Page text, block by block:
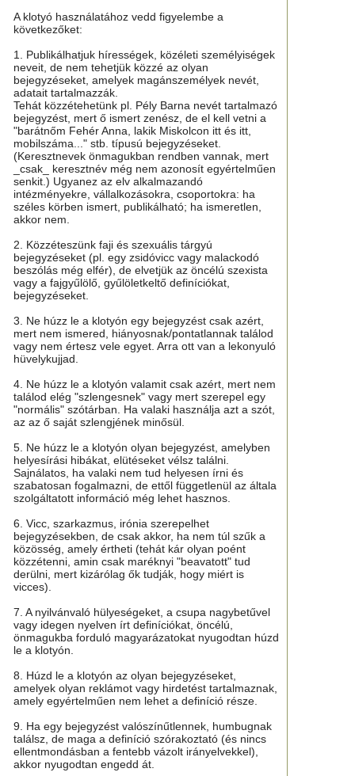
A klotyó használatához vedd figyelembe a
következőket:
1. Publikálhatjuk hírességek, közéleti személyiségek
neveit, de nem tehetjük közzé az olyan
bejegyzéseket, amelyek magánszemélyek nevét,
adatait tartalmazzák.
Tehát közzétehetünk pl. Pély Barna nevét tartalmazó
bejegyzést, mert ő ismert zenész, de el kell vetni a
"barátnőm Fehér Anna, lakik Miskolcon itt és itt,
mobilszáma..." stb. típusú bejegyzéseket.
(Keresztnevek önmagukban rendben vannak, mert
_csak_ keresztnév még nem azonosít egyértelműen
senkit.) Ugyanez az elv alkalmazandó
intézményekre, vállalkozásokra, csoportokra: ha
széles körben ismert, publikálható; ha ismeretlen,
akkor nem.
2. Közzéteszünk faji és szexuális tárgyú
bejegyzéseket (pl. egy zsidóvicc vagy malackodó
beszólás még elfér), de elvetjük az öncélú szexista
vagy a fajgyűlölő, gyűlöletkeltő definíciókat,
bejegyzéseket.
3. Ne húzz le a klotyón egy bejegyzést csak azért,
mert nem ismered, hiányosnak/pontatlannak találod
vagy nem értesz vele egyet. Arra ott van a lekonyuló
hüvelykujjad.
4. Ne húzz le a klotyón valamit csak azért, mert nem
találod elég "szlengesnek" vagy mert szerepel egy
"normális" szótárban. Ha valaki használja azt a szót,
az az ő saját szlengjének minősül.
5. Ne húzz le a klotyón olyan bejegyzést, amelyben
helyesírási hibákat, elütéseket vélsz találni.
Sajnálatos, ha valaki nem tud helyesen írni és
szabatosan fogalmazni, de ettől függetlenül az általa
szolgáltatott információ még lehet hasznos.
6. Vicc, szarkazmus, irónia szerepelhet
bejegyzésekben, de csak akkor, ha nem túl szűk a
közösség, amely értheti (tehát kár olyan poént
közzétenni, amin csak maréknyi "beavatott" tud
derülni, mert kizárólag ők tudják, hogy miért is
vicces).
7. A nyilvánvaló hülyeségeket, a csupa nagybetűvel
vagy idegen nyelven írt definíciókat, öncélú,
önmagukba forduló magyarázatokat nyugodtan húzd
le a klotyón.
8. Húzd le a klotyón az olyan bejegyzéseket,
amelyek olyan reklámot vagy hirdetést tartalmaznak,
amely egyértelműen nem lehet a definíció része.
9. Ha egy bejegyzést valószínűtlennek, humbugnak
találsz, de maga a definíció szórakoztató (és nincs
ellentmondásban a fentebb vázolt irányelvekkel),
akkor nyugodtan engedd át.